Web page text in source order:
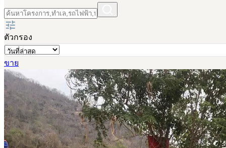
ตัวกรอง
ขาย